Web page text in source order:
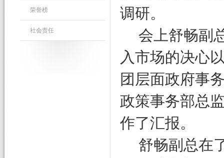
荣誉榜
社会责任
调研。
会上舒畅副
入市场的决心
团层面政府事
政策事务部总
作了汇报。
舒畅副总在